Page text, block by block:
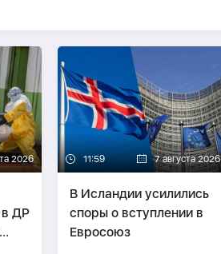
2026
в ДР
11:59 7 августа 2026
В Исландии усилились
споры о вступлении в
Евросоюз